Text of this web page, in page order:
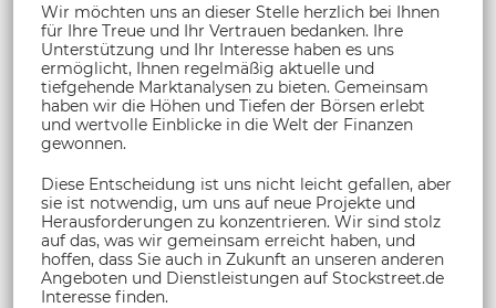
Wir möchten uns an dieser Stelle herzlich bei Ihnen
für Ihre Treue und Ihr Vertrauen bedanken. Ihre
Unterstützung und Ihr Interesse haben es uns
ermöglicht, Ihnen regelmäßig aktuelle und
tiefgehende Marktanalysen zu bieten. Gemeinsam
haben wir die Höhen und Tiefen der Börsen erlebt
und wertvolle Einblicke in die Welt der Finanzen
gewonnen.
Diese Entscheidung ist uns nicht leicht gefallen, aber
sie ist notwendig, um uns auf neue Projekte und
Herausforderungen zu konzentrieren. Wir sind stolz
auf das, was wir gemeinsam erreicht haben, und
hoffen, dass Sie auch in Zukunft an unseren anderen
Angeboten und Dienstleistungen auf Stockstreet.de
Interesse finden.